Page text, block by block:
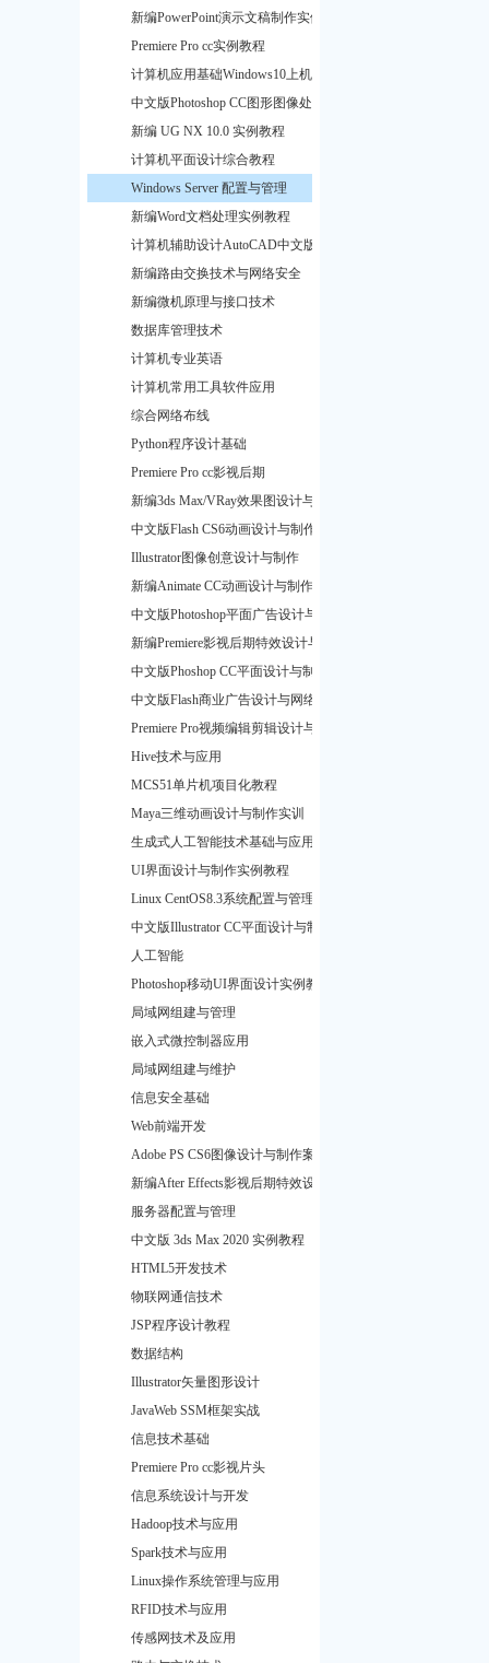
新编PowerPoint演示文稿制作实例教程
Premiere Pro cc实例教程
计算机应用基础Windows10上机指导与习题训练
中文版Photoshop CC图形图像处理实例教程
新编 UG NX 10.0 实例教程
计算机平面设计综合教程
Windows Server 配置与管理
新编Word文档处理实例教程
计算机辅助设计AutoCAD中文版项目教程
新编路由交换技术与网络安全
新编微机原理与接口技术
数据库管理技术
计算机专业英语
计算机常用工具软件应用
综合网络布线
Python程序设计基础
Premiere Pro cc影视后期
新编3ds Max/VRay效果图设计与制作
中文版Flash CS6动画设计与制作
Illustrator图像创意设计与制作
新编Animate CC动画设计与制作
中文版Photoshop平面广告设计与制作
新编Premiere影视后期特效设计与制
中文版Phoshop CC平面设计与制作
中文版Flash商业广告设计与网络动画制作
Premiere Pro视频编辑剪辑设计与制作
Hive技术与应用
MCS51单片机项目化教程
Maya三维动画设计与制作实训
生成式人工智能技术基础与应用
UI界面设计与制作实例教程
Linux CentOS8.3系统配置与管理实训
中文版Illustrator CC平面设计与制作
人工智能
Photoshop移动UI界面设计实例教程
局域网组建与管理
嵌入式微控制器应用
局域网组建与维护
信息安全基础
Web前端开发
Adobe PS CS6图像设计与制作案例技能实训
新编After Effects影视后期特效设计与制
服务器配置与管理
中文版 3ds Max 2020 实例教程
HTML5开发技术
物联网通信技术
JSP程序设计教程
数据结构
Illustrator矢量图形设计
JavaWeb SSM框架实战
信息技术基础
Premiere Pro cc影视片头
信息系统设计与开发
Hadoop技术与应用
Spark技术与应用
Linux操作系统管理与应用
RFID技术与应用
传感网技术及应用